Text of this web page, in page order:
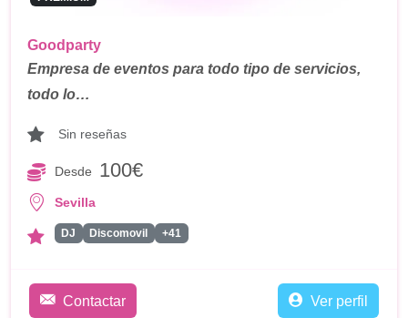
Goodparty
Empresa de eventos para todo tipo de servicios,
todo lo…
Sin reseñas
Desde 100€
Sevilla
DJ Discomovil +41
Contactar Ver perfil